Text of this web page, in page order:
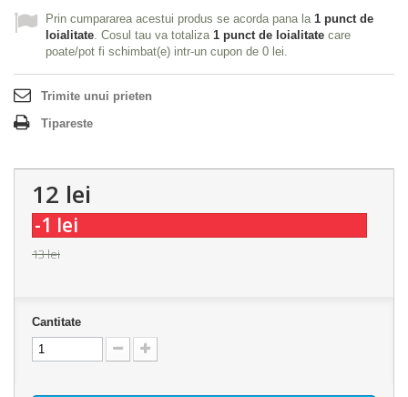
Prin cumpararea acestui produs se acorda pana la 1 punct de
loialitate . Cosul tau va totaliza 1 punct de loialitate care
poate/pot fi schimbat(e) intr-un cupon de 0 lei
Trimite unui prieten
Tipareste
12 lei
-1 lei
13 lei
Cantitate